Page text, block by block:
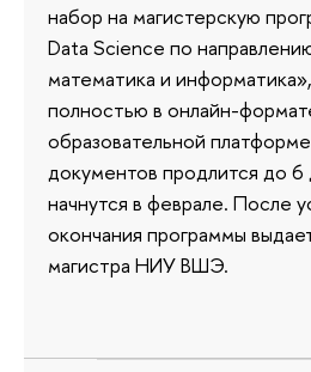
набор на магистерскую
Data Science по
математика и
полностью в онлайн-
образовательной
документов продлится до 6
начнутся в феврале. После
окончания программы
магистра НИУ ВШЭ.